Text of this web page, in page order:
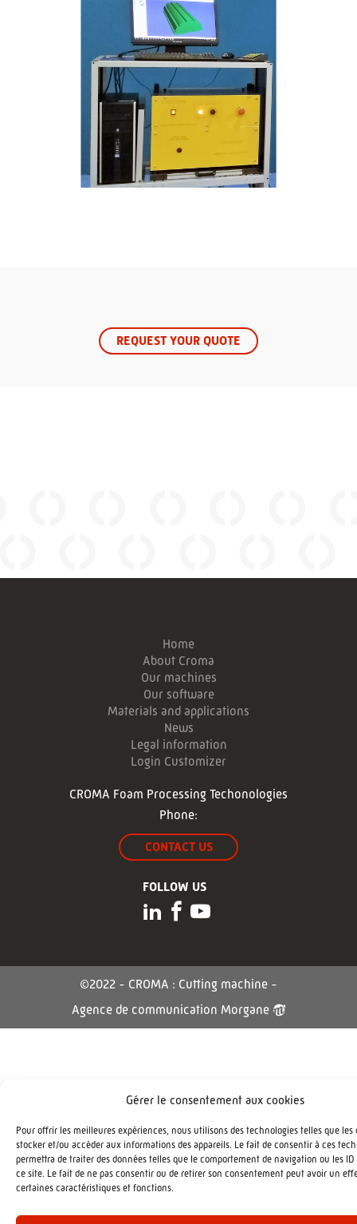
Gérer le consentement aux cookies
Pour offrir les meilleures expériences, nous utilisons des technologies telles que les
stocker et/ou accéder aux informations des appareils. Le fait de consentir à ces
permettra de traiter des données telles que le comportement de navigation ou les
ce site. Le fait de ne pas consentir ou de retirer son consentement peut avoir un
certaines caractéristiques et fonctions.
REQUEST YOUR QUOTE
Home
About Croma
Our machines
Our software
Materials and applications
News
Legal information
Login Customizer
CROMA Foam Processing Techonologies
Phone:
CONTACT US
FOLLOW US
©2022 - CROMA : Cutting machine -
Agence de communication Morgane